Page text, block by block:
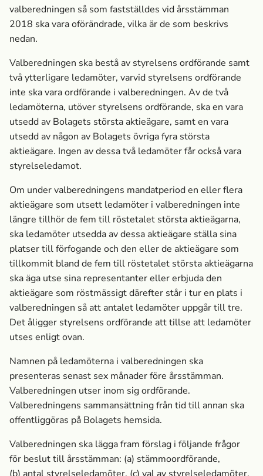
valberedningen så som fastställdes vid årsstämman
2018 ska vara oförändrade, vilka är de som beskrivs
nedan.
Valberedningen ska bestå av styrelsens ordförande samt
två ytterligare ledamöter, varvid styrelsens ordförande
inte ska vara ordförande i valberedningen. Av de två
ledamöterna, utöver styrelsens ordförande, ska en vara
utsedd av Bolagets största aktieägare, samt en vara
utsedd av någon av Bolagets övriga fyra största
aktieägare. Ingen av dessa två ledamöter får också vara
styrelseledamot.
Om under valberedningens mandatperiod en eller flera
aktieägare som utsett ledamöter i valberedningen inte
längre tillhör de fem till röstetalet största aktieägarna,
ska ledamöter utsedda av dessa aktieägare ställa sina
platser till förfogande och den eller de aktieägare som
tillkommit bland de fem till röstetalet största aktieägarna
ska äga utse sina representanter eller erbjuda den
aktieägare som röstmässigt därefter står i tur en plats i
valberedningen så att antalet ledamöter uppgår till tre.
Det åligger styrelsens ordförande att tillse att ledamöter
utses enligt ovan.
Namnen på ledamöterna i valberedningen ska
presenteras senast sex månader före årsstämman.
Valberedningen utser inom sig ordförande.
Valberedningens sammansättning från tid till annan ska
offentliggöras på Bolagets hemsida.
Valberedningen ska lägga fram förslag i följande frågor
för beslut till årsstämman: (a) stämmoordförande,